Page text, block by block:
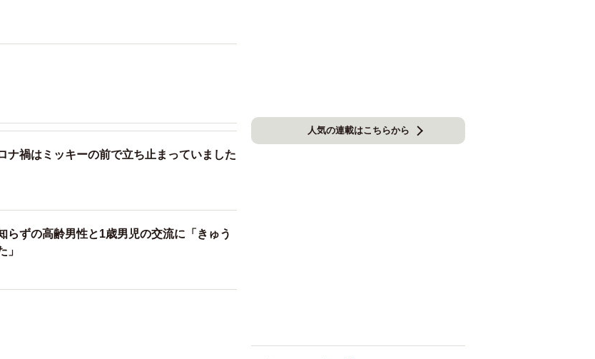
ナ禍はミッキーの前で立ち止まっていました
ずの高齢男性と1歳男児の交流に「きゅう
」
人気の連載はこちらから